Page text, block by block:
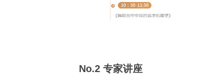
No.2 专家讲座